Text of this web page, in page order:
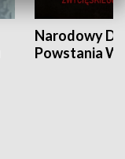
Narodowy
Powstania